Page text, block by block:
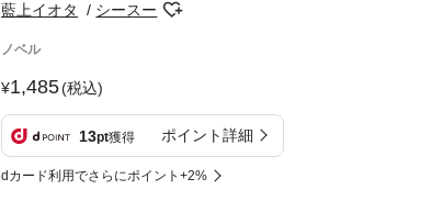
藍上イオタ シースー
ノベル
1,485(税込)
13pt獲得 ポイント詳細
dカード利用でさらにポイント+2%